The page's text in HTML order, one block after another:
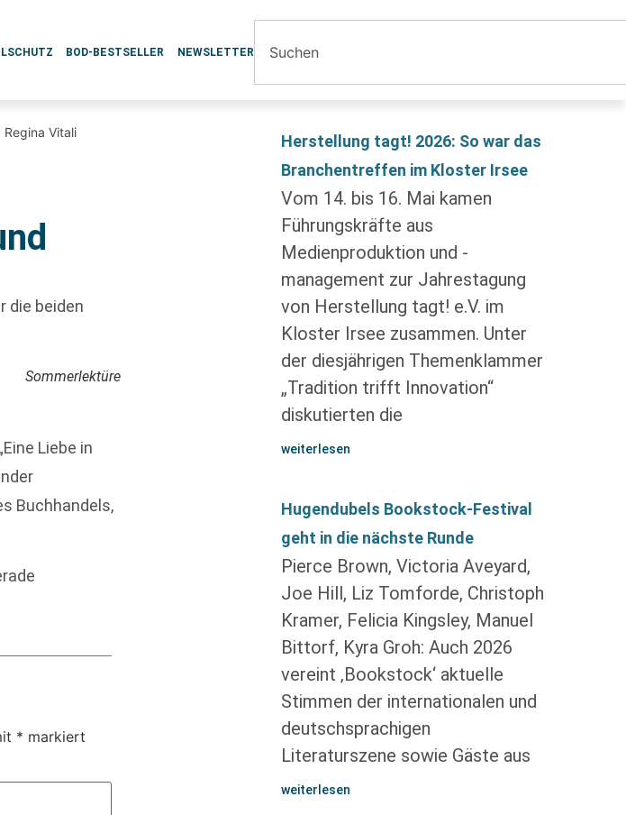
BOD-BESTSELLER NEWSLETTER
Vitali
die beiden
Sommerlektüre
Liebe in
Buchhandels,
* markiert
Herstellung tagt! 2026: So war das
Branchentreffen im Kloster Irsee
Vom 14. bis 16. Mai kamen
Führungskräfte aus
Medienproduktion und -
management zur Jahrestagung
von Herstellung tagt! e.V. im
Kloster Irsee zusammen. Unter
der diesjährigen Themenklammer
„Tradition trifft Innovation“
diskutierten die
weiterlesen
Hugendubels Bookstock-Festival
geht in die nächste Runde
Pierce Brown, Victoria Aveyard,
Joe Hill, Liz Tomforde, Christoph
Kramer, Felicia Kingsley, Manuel
Bittorf, Kyra Groh: Auch 2026
vereint ‚Bookstock‘ aktuelle
Stimmen der internationalen und
deutschsprachigen
Literaturszene sowie Gäste aus
weiterlesen